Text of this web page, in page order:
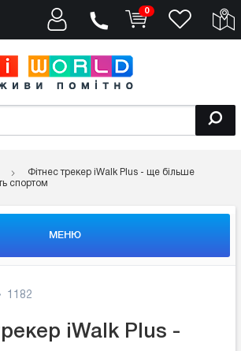
0
Фітнес трекер iWalk Plus - ще більше
спортом
МЕНЮ
1182
iWalk Plus -